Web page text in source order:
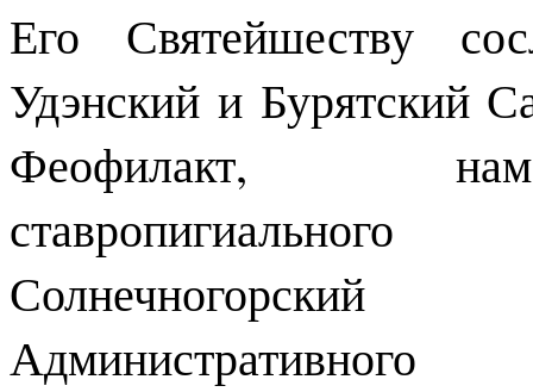
Его Святейшеству
Удэнский и Бурятский
Феофилакт,
Солнечногорский
Административного